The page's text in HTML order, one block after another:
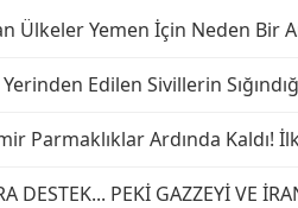
Ülkeler Yemen İçin Neden Bir
Yerinden Edilen Sivillerin
Parmaklıklar Ardında Kaldı!
DESTEK... PEKİ GAZZEYİ VE